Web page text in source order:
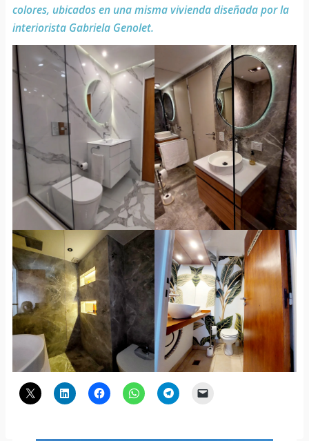
colores, ubicados en una misma vivienda diseñada por la
interiorista Gabriela Genolet.